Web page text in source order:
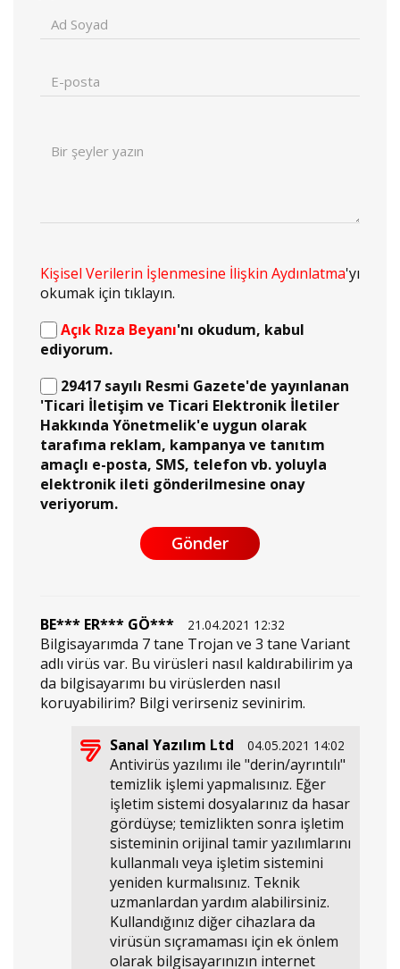
Kişisel Verilerin İşlenmesine İlişkin Aydınlatma'yı
okumak için tıklayın.
Açık Rıza Beyanı'nı okudum, kabul
ediyorum.
29417 sayılı Resmi Gazete'de yayınlanan
'Ticari İletişim ve Ticari Elektronik İletiler
Hakkında Yönetmelik'e uygun olarak
tarafıma reklam, kampanya ve tanıtım
amaçlı e-posta, SMS, telefon vb. yoluyla
elektronik ileti gönderilmesine onay
veriyorum.
Gönder
BE*** ER*** GÖ*** 21.04.2021 12:32
Bilgisayarımda 7 tane Trojan ve 3 tane Variant
adlı virüs var. Bu virüsleri nasıl kaldırabilirim ya
da bilgisayarımı bu virüslerden nasıl
koruyabilirim? Bilgi verirseniz sevinirim.
Sanal Yazılım Ltd 04.05.2021 14:02
Antivirüs yazılımı ile "derin/ayrıntılı"
temizlik işlemi yapmalısınız. Eğer
işletim sistemi dosyalarınız da hasar
gördüyse; temizlikten sonra işletim
sisteminin orijinal tamir yazılımlarını
kullanmalı veya işletim sistemini
yeniden kurmalısınız. Teknik
uzmanlardan yardım alabilirsiniz.
Kullandığınız diğer cihazlara da
virüsün sıçramaması için ek önlem
olarak bilgisayarınızın internet